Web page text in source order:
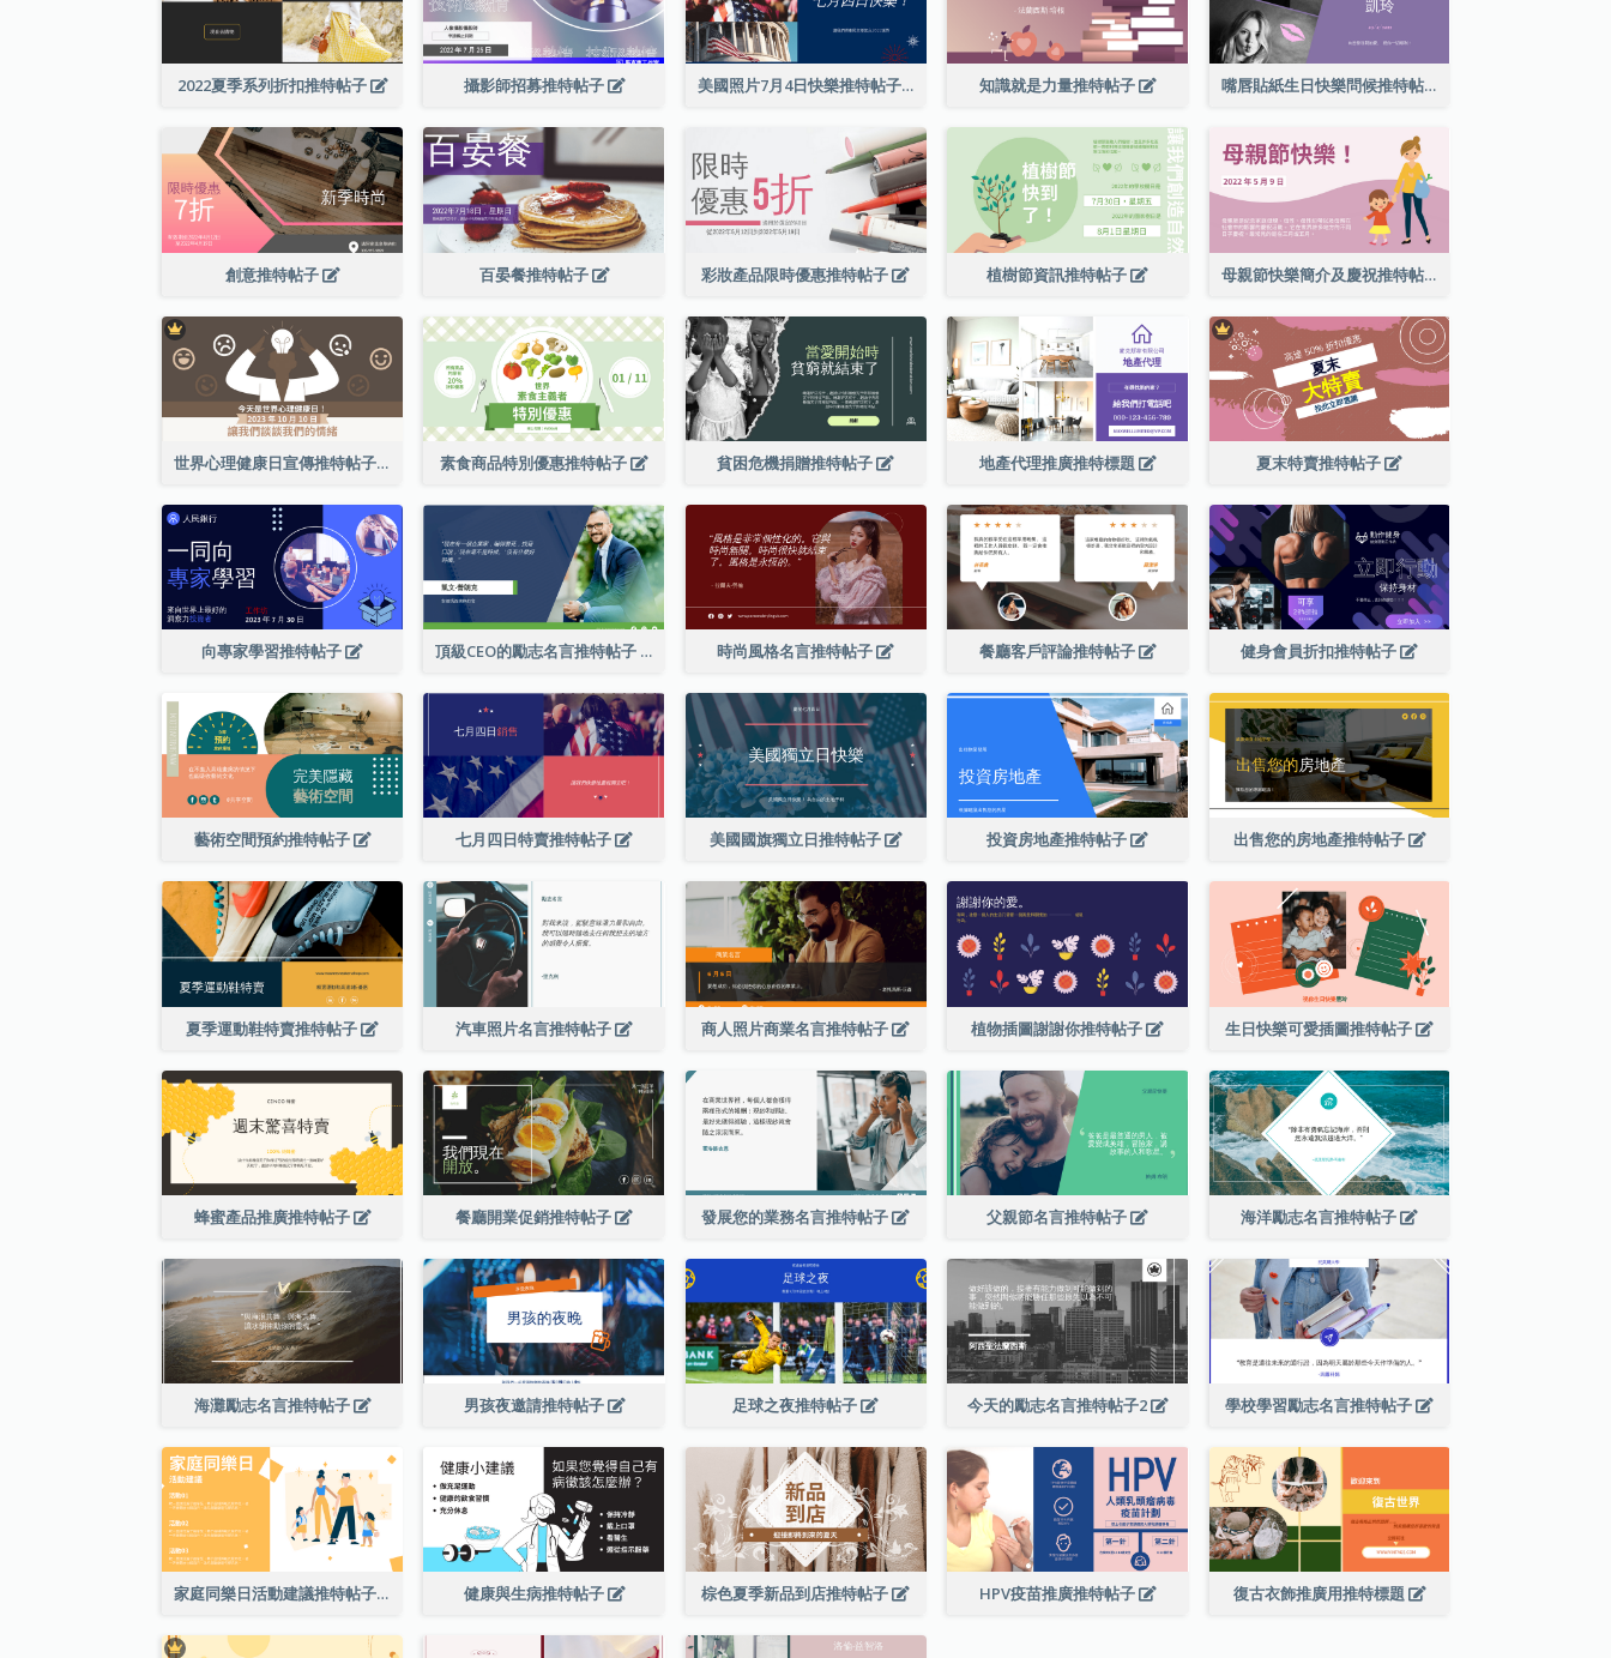
2022夏季系列折扣推特帖子 攝影師招募推特帖子 美國照片7月4日快樂推特帖子 知識就是力量推特帖子 嘴唇貼紙生日快樂問候推特帖子
創意推特帖子 百晏餐推特帖子 彩妝產品限時優惠推特帖子 植樹節資訊推特帖子 母親節快樂簡介及慶祝推特帖子
世界心理健康日宣傳推特帖子 素食商品特別優惠推特帖子 貧困危機捐贈推特帖子 地產代理推廣推特標題 夏末特賣推特帖子
向專家學習推特帖子 頂級CEO的勵志名言推特帖子 時尚風格名言推特帖子 餐廳客戶評論推特帖子 健身會員折扣推特帖子
藝術空間預約推特帖子 七月四日特賣推特帖子 美國國旗獨立日推特帖子 投資房地產推特帖子 出售您的房地產推特帖子
夏季運動鞋特賣推特帖子 汽車照片名言推特帖子 商人照片商業名言推特帖子 植物插圖謝謝你推特帖子 生日快樂可愛插圖推特帖子
蜂蜜產品推廣推特帖子 餐廳開業促銷推特帖子 發展您的業務名言推特帖子 父親節名言推特帖子 海洋勵志名言推特帖子
海灘勵志名言推特帖子 男孩夜邀請推特帖子 足球之夜推特帖子 今天的勵志名言推特帖子2 學校學習勵志名言推特帖子
家庭同樂日活動建議推特帖子 健康與生病推特帖子 棕色夏季新品到店推特帖子 HPV疫苗推廣推特帖子 復古衣飾推廣用推特標題